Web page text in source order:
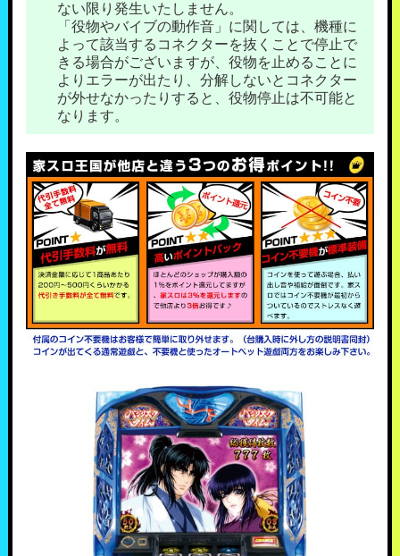
ない限り発生いたしません。
「役物やバイブの動作音」に関しては、機種に
よって該当するコネクターを抜くことで停止で
きる場合がございますが、役物を止めることに
よりエラーが出たり、分解しないとコネクター
が外せなかったりすると、役物停止は不可能と
なります。